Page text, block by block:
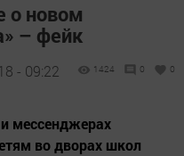
о новом
– фейк
- 09:22 1424 0 0
мессенджерах
во дворах школ